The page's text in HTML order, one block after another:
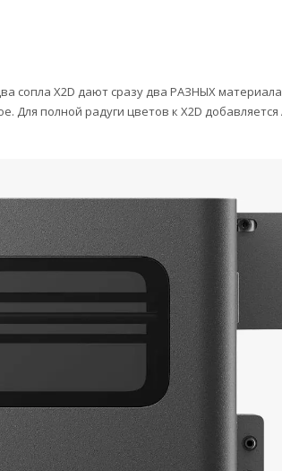
сопла X2D дают сразу два РАЗНЫХ материала
полной радуги цветов к X2D добавляется